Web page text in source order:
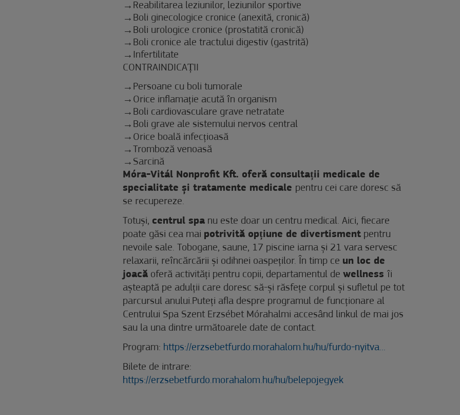
Reabilitarea leziunilor, leziunilor sportive
Boli ginecologice cronice (anexită, cronică)
Boli urologice cronice (prostatită cronică)
Boli cronice ale tractului digestiv (gastrită)
Infertilitate
CONTRAINDICAȚII
Persoane cu boli tumorale
Orice inflamație acută în organism
Boli cardiovasculare grave netratate
Boli grave ale sistemului nervos central
Orice boală infecțioasă
Tromboză venoasă
Sarcină
Móra-Vitál Nonprofit Kft. oferă consultații medicale de
specialitate și tratamente medicale pentru cei care doresc să
se recupereze.
Totuși, centrul spa nu este doar un centru medical. Aici, fiecare
poate găsi cea mai potrivită opțiune de divertisment pentru
nevoile sale. Tobogane, saune, 17 piscine iarna și 21 vara servesc
relaxarii, reîncărcării și odihnei oaspeților. În timp ce un loc de
joacă oferă activități pentru copii, departamentul de wellness îi
așteaptă pe adulții care doresc să-și răsfețe corpul și sufletul pe tot
parcursul anului.Puteți afla despre programul de funcționare al
Centrului Spa Szent Erzsébet Mórahalmi accesând linkul de mai jos
sau la una dintre următoarele date de contact.
Program: https://erzsebetfurdo.morahalom.hu/hu/furdo-nyitva...
Bilete de intrare:
https://erzsebetfurdo.morahalom.hu/hu/belepojegyek